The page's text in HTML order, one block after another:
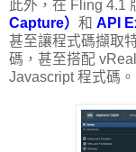
此外，在 Fling 4.1
Capture） 和 API
甚至讓程式碼擷取
碼，甚至搭配
Javascript 程式碼。